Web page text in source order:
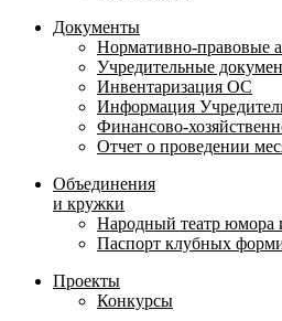
Документы
Нормативно-правовые
Учредительные
Инвентаризация ОС
Информация
Финансово-
Отчет о проведении
Объединения
и кружки
Народный театр юмора
Паспорт клубных
Проекты
Конкурсы